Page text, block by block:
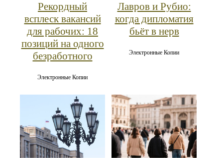
Рекордный
всплеск вакансий
для рабочих: 18
позиций на одного
безработного
Электронные Копии
Лавров и Рубио:
когда дипломатия
бьёт в нерв
Электронные Копии